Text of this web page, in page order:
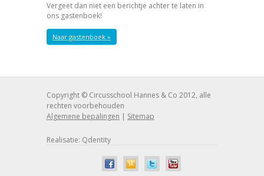
Vergeet dan niet een berichtje achter te laten in
ons gastenboek!
Naar gastenboek »
Copyright © Circusschool Hannes & Co 2012, alle
rechten voorbehouden
Algemene bepalingen | Sitemap
Realisatie: Qdentity